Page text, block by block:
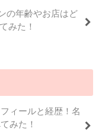
の年齢やお店はど
みた！
ィールと経歴！名
みた！